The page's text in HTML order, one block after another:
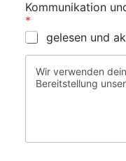
Kommunikation
*
gelesen und
Wir verwenden
Bereitstellung